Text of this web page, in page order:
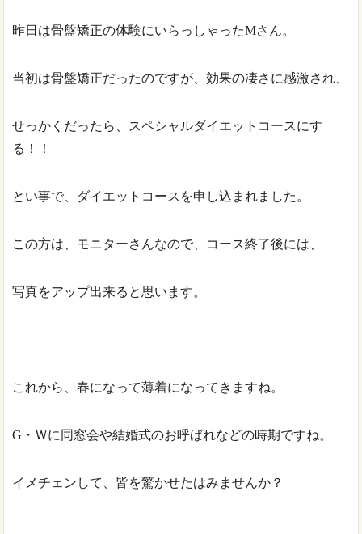
昨日は骨盤矯正の体験にいらっしゃったMさん。
当初は骨盤矯正だったのですが、効果の凄さに感激され、
せっかくだったら、スペシャルダイエットコースにす
る！！
とい事で、ダイエットコースを申し込まれました。
この方は、モニターさんなので、コース終了後には、
写真をアップ出来ると思います。
これから、春になって薄着になってきますね。
G・Ｗに同窓会や結婚式のお呼ばれなどの時期ですね。
イメチェンして、皆を驚かせたはみませんか？